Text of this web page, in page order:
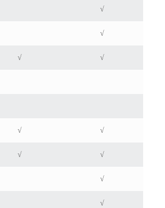
√
√
√ √
√ √
√ √
√
√